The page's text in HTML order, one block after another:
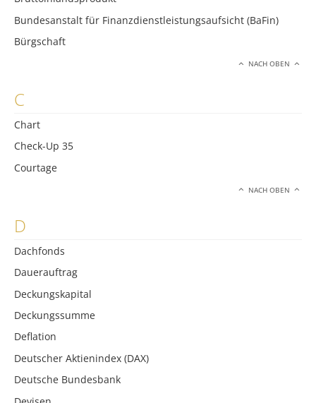
Bundesanstalt für Finanzdienstleistungsaufsicht (BaFin)
Bürgschaft
NACH OBEN
C
Chart
Check-Up 35
Courtage
NACH OBEN
D
Dachfonds
Dauerauftrag
Deckungskapital
Deckungssumme
Deflation
Deutscher Aktienindex (DAX)
Deutsche Bundesbank